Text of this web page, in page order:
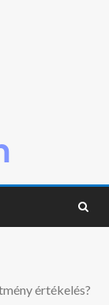
értékelés?